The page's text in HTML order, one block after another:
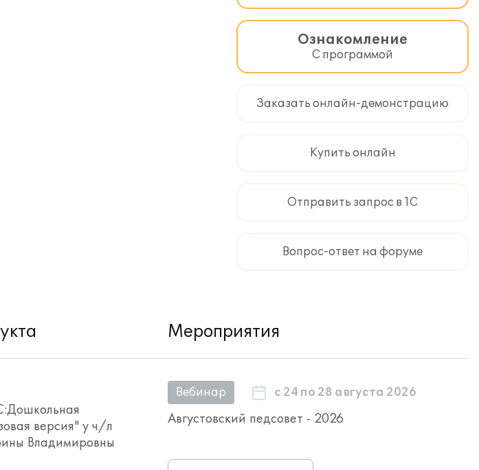
Ознакомление
С программой
Заказать онлайн-демонстрацию
Купить онлайн
Отправить запрос в 1С
Вопрос-ответ на форуме
версия" у ч/л
Владимировны
Мероприятия
Вебинар с 24 по 28 августа 2026
Августовский педсовет - 2026